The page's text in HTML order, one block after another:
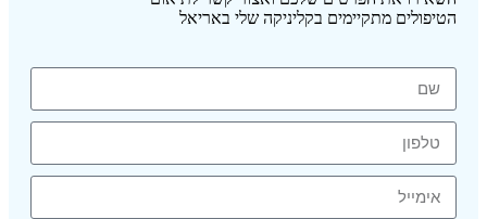
הטיפולים מתקיימים בקליניקה שלי באריאל